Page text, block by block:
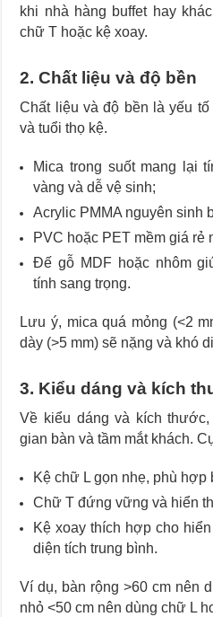
khi nhà hàng buffet hay
chữ T hoặc kệ xoay.
2. Chất liệu và độ bền
Chất liệu và độ bền là yếu
và tuổi thọ kệ.
Mica trong suốt mang lại
vàng và dễ vệ sinh;
Acrylic PMMA nguyên sinh
PVC hoặc PET mềm giá rẻ
Đế gỗ MDF hoặc nhôm
tính sang trọng.
Lưu ý, mica quá mỏng (<2
dày (>5 mm) sẽ nặng và khó
3. Kiểu dáng và kích
Về kiểu dáng và kích
gian bàn và tầm mắt khách.
Kệ chữ L gọn nhẹ, phù hợp
Chữ T đứng vững và hiển
Kệ xoay thích hợp cho
diện tích trung bình.
Ví dụ, bàn rộng >60 cm nên
nhỏ <50 cm nên dùng chữ L